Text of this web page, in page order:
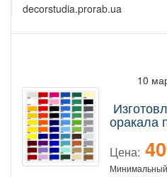
decorstudia.prorab.ua
10
оракала
Цена:
Минимальный